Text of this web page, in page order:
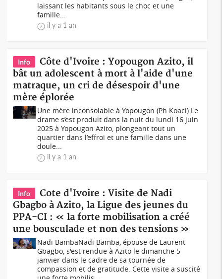
laissant les habitants sous le choc et une
famille...
il y a 1 an
Info
Côte d'Ivoire : Yopougon Azito, il
bât un adolescent à mort à l'aide d'une
matraque, un cri de désespoir d'une
mère éplorée
Une mère inconsolable à Yopougon (Ph Koaci) Le
drame s’est produit dans la nuit du lundi 16 juin
2025 à Yopougon Azito, plongeant tout un
quartier dans l’effroi et une famille dans une
doule...
il y a 1 an
Info
Cote d'Ivoire : Visite de Nadi
Gbagbo à Azito, la Ligue des jeunes du
PPA-CI : « la forte mobilisation a créé
une bousculade et non des tensions »
Nadi BambaNadi Bamba, épouse de Laurent
Gbagbo, s'est rendue à Azito le dimanche 5
janvier dans le cadre de sa tournée de
compassion et de gratitude. Cette visite a suscité